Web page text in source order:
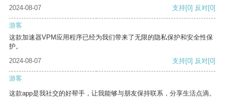
2024-08-07 支持[0] 反对[0]
游客
这款加速器VPM应用程序已经为我们带来了无限的隐私保护和安全性保
护。
2024-08-07
支持[0] 反对[0]
游客
这款app是我社交的好帮手，让我能够与朋友保持联系，分享生活点滴。